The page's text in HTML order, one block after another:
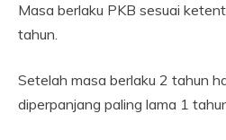
Masa berlaku PKB sesuai
tahun.
Setelah masa berlaku 2 tahun
diperpanjang paling lama 1